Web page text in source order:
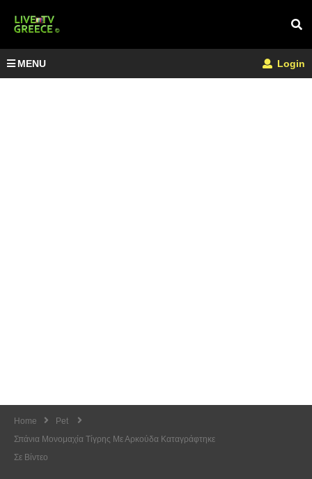
MENU Login
Home
Pet
Σπάνια Μονομαχία Τίγρης Με Αρκούδα Καταγράφτηκε
Σε Βίντεο